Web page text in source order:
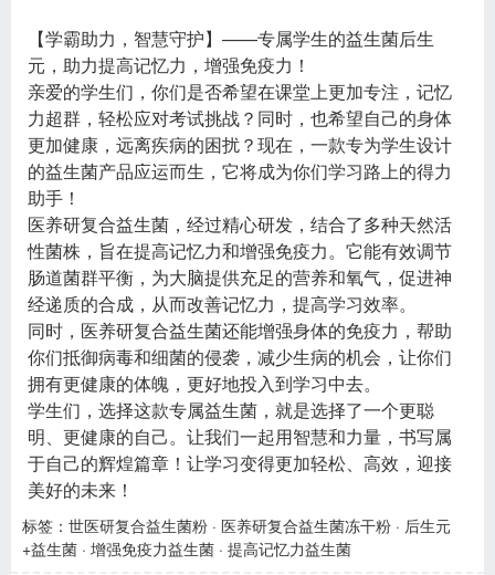
【学霸助力，智慧守护】——专属学生的益生菌后生
元，助力提高记忆力，增强免疫力！
亲爱的学生们，你们是否希望在课堂上更加专注，记忆
力超群，轻松应对考试挑战？同时，也希望自己的身体
更加健康，远离疾病的困扰？现在，一款专为学生设计
的益生菌产品应运而生，它将成为你们学习路上的得力
助手！
医养研复合益生菌，经过精心研发，结合了多种天然活
性菌株，旨在提高记忆力和增强免疫力。它能有效调节
肠道菌群平衡，为大脑提供充足的营养和氧气，促进神
经递质的合成，从而改善记忆力，提高学习效率。
同时，医养研复合益生菌还能增强身体的免疫力，帮助
你们抵御病毒和细菌的侵袭，减少生病的机会，让你们
拥有更健康的体魄，更好地投入到学习中去。
学生们，选择这款专属益生菌，就是选择了一个更聪
明、更健康的自己。让我们一起用智慧和力量，书写属
于自己的辉煌篇章！让学习变得更加轻松、高效，迎接
美好的未来！
标签： 世医研复合益生菌粉 · 医养研复合益生菌冻干粉 · 后生元
+益生菌 · 增强免疫力益生菌 · 提高记忆力益生菌